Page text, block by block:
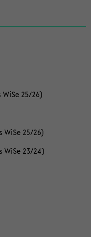
25/26)
25/26)
WiSe 23/24)